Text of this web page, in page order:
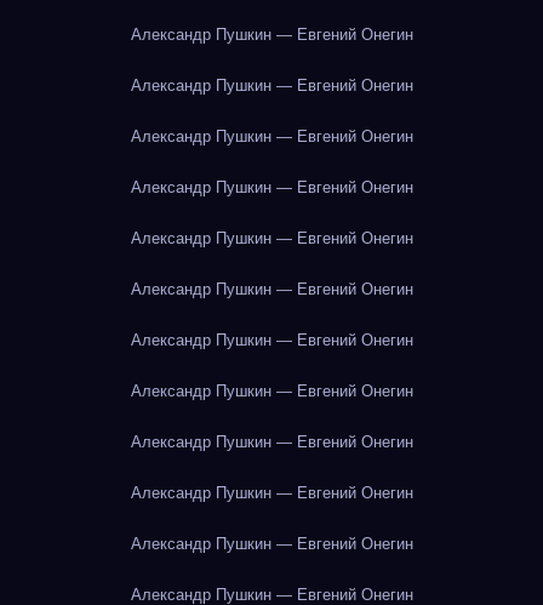
Александр Пушкин — Евгений Онегин
Александр Пушкин — Евгений Онегин
Александр Пушкин — Евгений Онегин
Александр Пушкин — Евгений Онегин
Александр Пушкин — Евгений Онегин
Александр Пушкин — Евгений Онегин
Александр Пушкин — Евгений Онегин
Александр Пушкин — Евгений Онегин
Александр Пушкин — Евгений Онегин
Александр Пушкин — Евгений Онегин
Александр Пушкин — Евгений Онегин
Александр Пушкин — Евгений Онегин